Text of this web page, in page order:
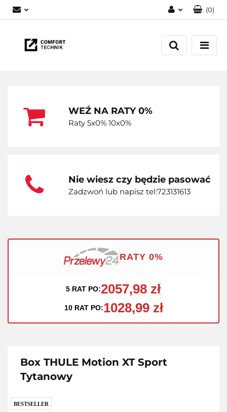
Zaloguj się
Zarejestruj się
(0)
WEŹ NA RATY 0%
Raty 5x0% 10x0%
Nie wiesz czy będzie pasować
Zadzwoń lub napisz tel:723131613
RATY 0%
5 RAT PO:2057,98 zł
10 RAT PO:1028,99 zł
Box THULE Motion XT Sport
Tytanowy
BESTSELLER